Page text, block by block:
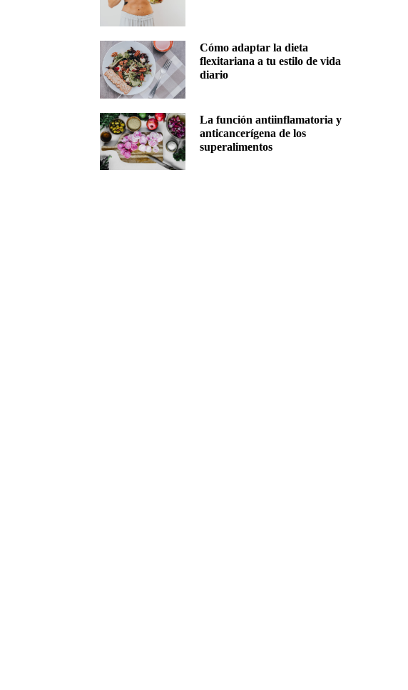
Cómo adaptar la dieta
flexitariana a tu estilo de vida
diario
La función antiinflamatoria y
anticancerígena de los
superalimentos